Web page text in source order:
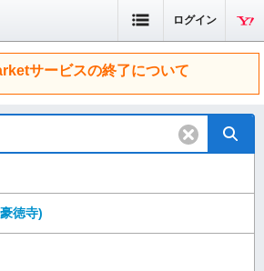
ログイン
サービスの終了について
徳寺)